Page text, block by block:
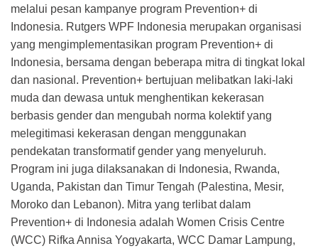
melalui pesan kampanye program Prevention+ di
Indonesia. Rutgers WPF Indonesia merupakan organisasi
yang mengimplementasikan program Prevention+ di
Indonesia, bersama dengan beberapa mitra di tingkat lokal
dan nasional. Prevention+ bertujuan melibatkan laki-laki
muda dan dewasa untuk menghentikan kekerasan
berbasis gender dan mengubah norma kolektif yang
melegitimasi kekerasan dengan menggunakan
pendekatan transformatif gender yang menyeluruh.
Program ini juga dilaksanakan di Indonesia, Rwanda,
Uganda, Pakistan dan Timur Tengah (Palestina, Mesir,
Moroko dan Lebanon). Mitra yang terlibat dalam
Prevention+ di Indonesia adalah Women Crisis Centre
(WCC) Rifka Annisa Yogyakarta, WCC Damar Lampung,